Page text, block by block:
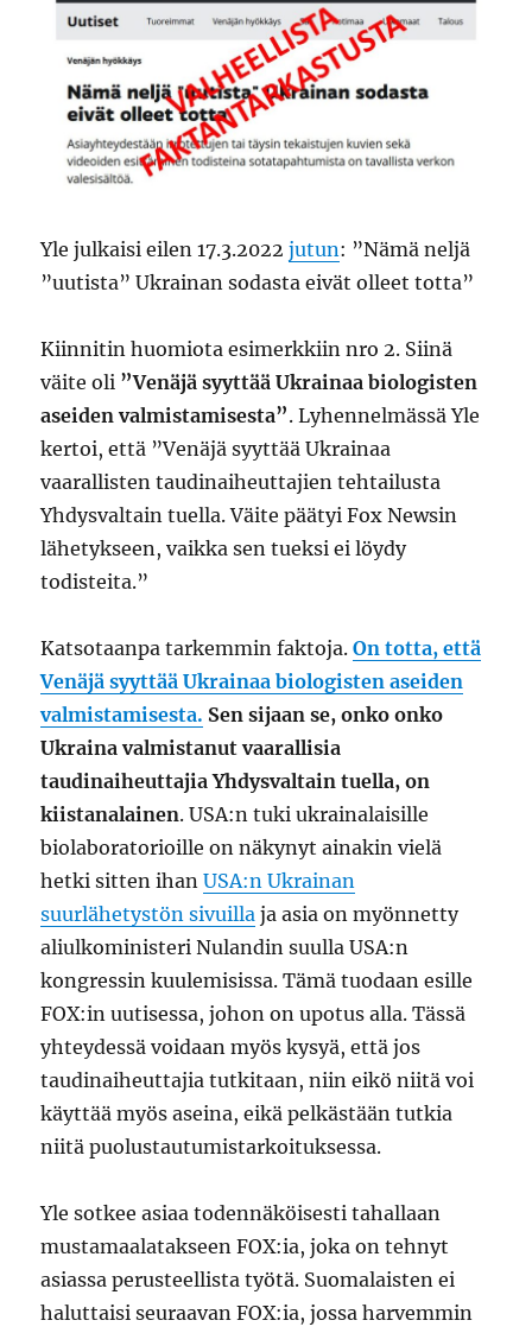
Yle julkaisi eilen 17.3.2022jutun: ”Nämä neljä
”uutista” Ukrainan sodasta eivät olleet totta”
Kiinnitin huomiota esimerkkiin nro 2. Siinä
väite oli ”Venäjä syyttää Ukrainaa biologisten
aseiden valmistamisesta”. Lyhennelmässä Yle
kertoi, että ”Venäjä syyttää Ukrainaa
vaarallisten taudinaiheuttajien tehtailusta
Yhdysvaltain tuella. Väite päätyi Fox Newsin
lähetykseen, vaikka sen tueksi ei löydy
todisteita.”
Katsotaanpa tarkemmin faktoja.On totta, että
Venäjä syyttää Ukrainaa biologisten aseiden
valmistamisesta. Sen sijaan se, onko onko
Ukraina valmistanut vaarallisia
taudinaiheuttajia Yhdysvaltain tuella, on
kiistanalainen. USA:n tuki ukrainalaisille
biolaboratorioille on näkynyt ainakin vielä
hetki sitten ihanUSA:n Ukrainan
suurlähetystön sivuilla ja asia on myönnetty
aliulkoministeri Nulandin suulla USA:n
kongressin kuulemisissa. Tämä tuodaan esille
FOX:in uutisessa, johon on upotus alla. Tässä
yhteydessä voidaan myös kysyä, että jos
taudinaiheuttajia tutkitaan, niin eikö niitä voi
käyttää myös aseina, eikä pelkästään tutkia
niitä puolustautumistarkoituksessa.
Yle sotkee asiaa todennäköisesti tahallaan
mustamaalatakseen FOX:ia, joka on tehnyt
asiassa perusteellista työtä. Suomalaisten ei
haluttaisi seuraavan FOX:ia, jossa harvemmin